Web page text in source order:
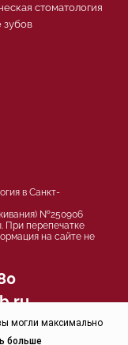
стоматология
зубов
в Санкт-
№250906
При перепечатке
на сайте не
могли максимально
больше